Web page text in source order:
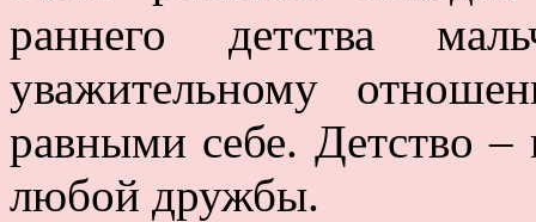
раннего детства
уважительному
равными себе. Детство –
любой дружбы.